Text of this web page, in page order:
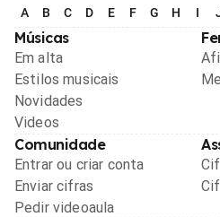
A B C D E F G H I
Músicas
Em alta
Estilos musicais
Novidades
Videos
Comunidade
Entrar ou criar conta
Enviar cifras
Pedir videoaula